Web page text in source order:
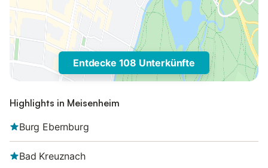
Entdecke 108 Unterkünfte
Highlights in Meisenheim
Burg Ebernburg
Bad Kreuznach